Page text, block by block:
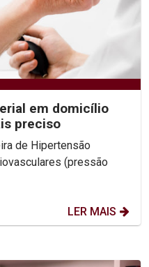
em domicílio
preciso
(pressão
LER MAIS